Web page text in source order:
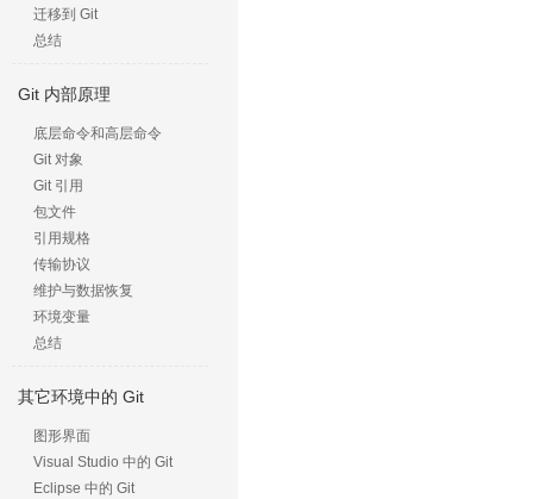
迁移到 Git
总结
Git 内部原理
底层命令和高层命令
Git 对象
Git 引用
包文件
引用规格
传输协议
维护与数据恢复
环境变量
总结
其它环境中的 Git
图形界面
Visual Studio 中的 Git
Eclipse 中的 Git